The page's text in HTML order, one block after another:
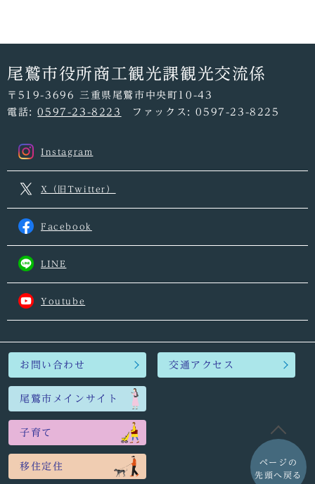
ページの
先頭へ戻る
尾鷲市役所商工観光課観光交流係
〒519-3696 三重県尾鷲市中央町10-43
電話:0597-23-8223 ファックス: 0597-23-8225
Instagram
X（旧Twitter）
Facebook
LINE
Youtube
お問い合わせ 交通アクセス
尾鷲市メインサイト
子育て
移住定住